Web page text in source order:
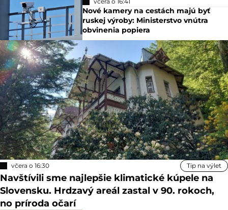
Nové kamery na cestách majú byť
ruskej výroby: Ministerstvo vnútra
obvinenia popiera
včera o 16:30 Tip na výlet
Navštívili sme najlepšie klimatické kúpele na
Slovensku. Hrdzavý areál zastal v 90. rokoch,
no príroda očarí